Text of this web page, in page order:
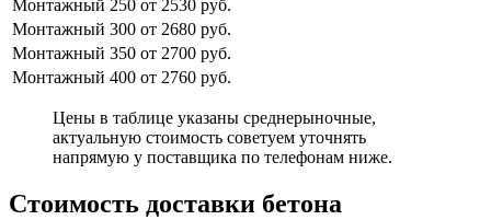
Монтажный 250 от 2530 руб.
Монтажный 300 от 2680 руб.
Монтажный 350 от 2700 руб.
Монтажный 400 от 2760 руб.
Цены в таблице указаны среднерыночные,
актуальную стоимость советуем уточнять
напрямую у поставщика по телефонам ниже.
Стоимость доставки бетона